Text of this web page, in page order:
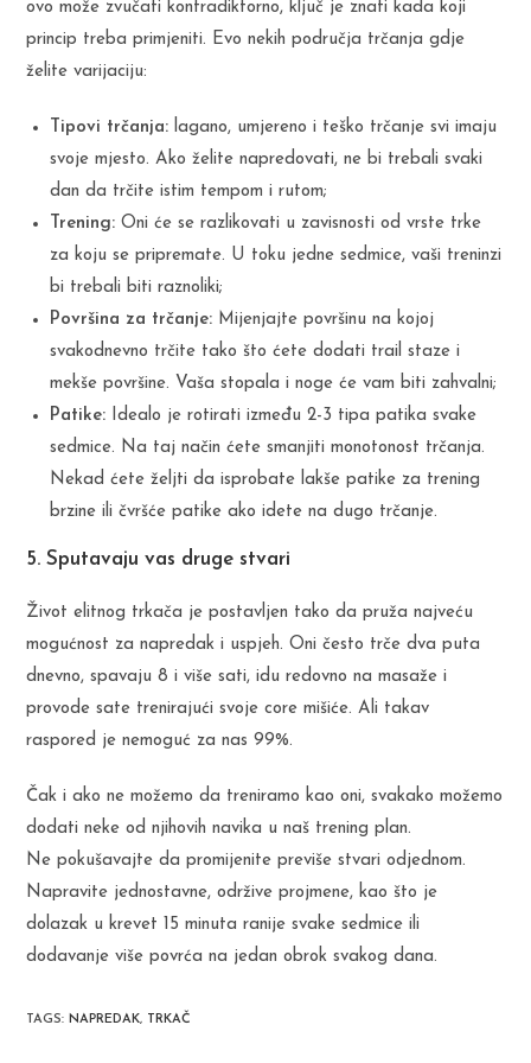
ovo može zvučati kontradiktorno, ključ je znati kada koji
princip treba primjeniti. Evo nekih područja trčanja gdje
želite varijaciju:
Tipovi trčanja: lagano, umjereno i teško trčanje svi imaju
svoje mjesto. Ako želite napredovati, ne bi trebali svaki
dan da trčite istim tempom i rutom;
Trening: Oni će se razlikovati u zavisnosti od vrste trke
za koju se pripremate. U toku jedne sedmice, vaši treninzi
bi trebali biti raznoliki;
Površina za trčanje: Mijenjajte površinu na kojoj
svakodnevno trčite tako što ćete dodati trail staze i
mekše površine. Vaša stopala i noge će vam biti zahvalni;
Patike: Idealo je rotirati između 2-3 tipa patika svake
sedmice. Na taj način ćete smanjiti monotonost trčanja.
Nekad ćete željti da isprobate lakše patike za trening
brzine ili čvršće patike ako idete na dugo trčanje.
5. Sputavaju vas druge stvari
Život elitnog trkača je postavljen tako da pruža najveću
mogućnost za napredak i uspjeh. Oni često trče dva puta
dnevno, spavaju 8 i više sati, idu redovno na masaže i
provode sate trenirajući svoje core mišiće. Ali takav
raspored je nemoguć za nas 99%.
Čak i ako ne možemo da treniramo kao oni, svakako možemo
dodati neke od njihovih navika u naš trening plan.
Ne pokušavajte da promijenite previše stvari odjednom.
Napravite jednostavne, održive projmene, kao što je
dolazak u krevet 15 minuta ranije svake sedmice ili
dodavanje više povrća na jedan obrok svakog dana.
TAGS: NAPREDAK, TRKAČ